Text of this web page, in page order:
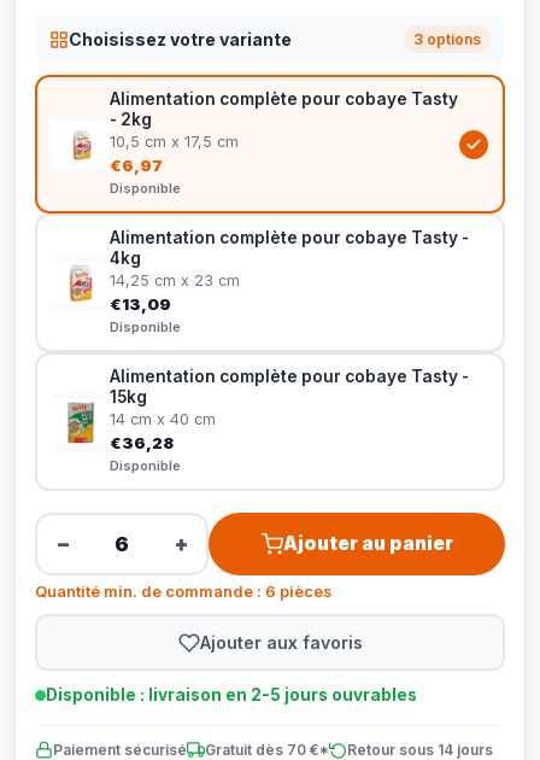
Choisissez votre variante 3 options
Alimentation complète pour cobaye Tasty
- 2kg
10,5 cm x 17,5 cm
€6,97
Disponible
Alimentation complète pour cobaye Tasty -
4kg
14,25 cm x 23 cm
€13,09
Disponible
Alimentation complète pour cobaye Tasty -
15kg
14 cm x 40 cm
€36,28
Disponible
− + Ajouter au panier
Quantité min. de commande : 6 pièces
Ajouter aux favoris
Disponible : livraison en 2-5 jours ouvrables
Paiement sécurisé Gratuit dès 70 €* Retour sous 14 jours